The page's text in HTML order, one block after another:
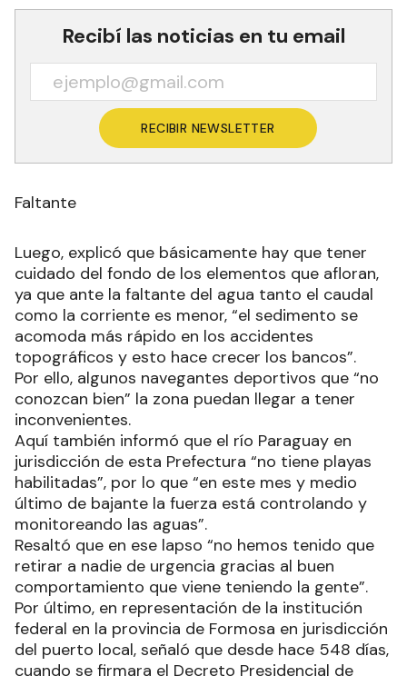
Recibí las noticias en tu email
RECIBIR NEWSLETTER
Faltante
Luego, explicó que básicamente hay que tener
cuidado del fondo de los elementos que afloran,
ya que ante la faltante del agua tanto el caudal
como la corriente es menor, “el sedimento se
acomoda más rápido en los accidentes
topográficos y esto hace crecer los bancos”.
Por ello, algunos navegantes deportivos que “no
conozcan bien” la zona puedan llegar a tener
inconvenientes.
Aquí también informó que el río Paraguay en
jurisdicción de esta Prefectura “no tiene playas
habilitadas”, por lo que “en este mes y medio
último de bajante la fuerza está controlando y
monitoreando las aguas”.
Resaltó que en ese lapso “no hemos tenido que
retirar a nadie de urgencia gracias al buen
comportamiento que viene teniendo la gente”.
Por último, en representación de la institución
federal en la provincia de Formosa en jurisdicción
del puerto local, señaló que desde hace 548 días,
cuando se firmara el Decreto Presidencial de